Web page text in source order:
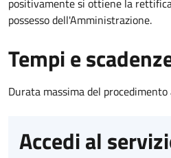
possesso dell'Amministrazione.
Tempi e
Durata massima del
Accedi al